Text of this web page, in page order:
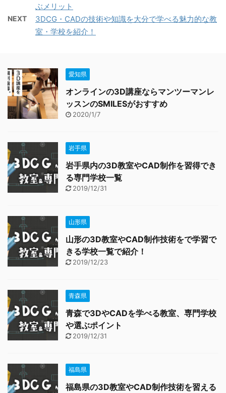
ぶメリット
NEXT
3DCG・CADの技術や知識を大分で学べる魅力的な教
室・学校を紹介！
愛知県
オンラインの3D講座ならマンツーマンレ
ッスンのSMILESがおすすめ
2020/1/7
岩手県
岩手県内の3D教室やCAD制作を習得でき
る専門学校一覧
2019/12/31
山形県
山形の3D教室やCAD制作技術をで学習で
きる学校一覧で紹介！
2019/12/23
青森県
青森で3DやCADを学べる教室、専門学校
や選ぶポイント
2019/12/31
福島県
福島県の3D教室やCAD制作技術を習える